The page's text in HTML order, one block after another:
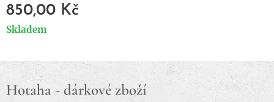
850,00 Kč
Skladem
Hotaha - dárkové zboží